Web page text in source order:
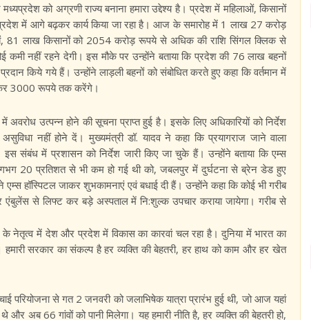
को अग्रणी राज्य बनाना हमारा उद्देश्य है। प्रदेश में महिलाओं, किसानों
में आगे बढ़कर कार्य किया जा रहा है। आज के समारोह में 1 लाख 27 करोड़
81 लाख किसानों को 2054 करोड़ रूपये से अधिक की राशि सिंगल क्लिक से
नहीं रहने देगी। इस मौके पर उन्होंने बताया कि प्रदेश की 76 लाख बहनों
किये गये हैं। उन्होंने लाड़ली बहनों को संबोधित करते हुए कहा कि वर्तमान में
3000 रूपये तक करेंगे।
अवरोध उत्पन्न होने की सूचना प्राप्त हुई है। इसके लिए अधिकारियों को निर्देश
नहीं होने दें। मुख्यमंत्री डॉ. यादव ने कहा कि प्रयागराज जाने वाला
इस संबंध में प्रशासन को निर्देश जारी किए जा चुके हैं। उन्होंने बताया कि एम्स
20 प्रतिशत से भी कम हो गई थी को, जबलपुर में दुर्घटना से ब्रेन डेड हुए
हॉस्पिटल जाकर शुभकामनाएं एवं बधाई दी हैं। उन्होंने कहा कि कोई भी गरीब
एंबुलेंस से लिफ्ट कर बड़े अस्पताल में नि:शुल्क उपचार कराया जायेगा। गरीब से
के नेतृत्व में देश और प्रदेश में विकास का कारवां चल रहा है। दुनिया में भारत का
सरकार का संकल्प है हर व्यक्ति की बेहतरी, हर हाथ को काम और हर खेत
परियोजना से गत 2 जनवरी को जलाभिषेक यात्रा प्रारंभ हुई थी, जो आज यहां
अब 66 गांवों को पानी मिलेगा। यह हमारी नीति है, हर व्यक्ति की बेहतरी हो,
Gud-Moongfali Chikki : सर्दियों का मजा हो जाएगा
दोगुना जब इस तरह बनाएंगे गुड़-मूंगफली की चिक्की
25-Jan-2023 mp mirror samachar seva